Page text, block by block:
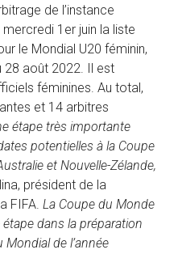
de l’instance
1er juin la liste
le Mondial U20 féminin,
28 août 2022. Il est
féminines. Au total,
et 14 arbitres
étape très importante
potentielles à la Coupe
et Nouvelle-Zélande,
président de la
FIFA. La Coupe du Monde
dans la préparation
de l’année